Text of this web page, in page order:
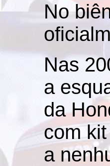
No
Nas
a
da
com
a